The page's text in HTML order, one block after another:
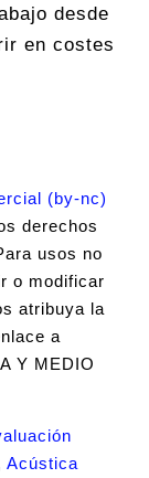
desde
en costes
(by-nc)
derechos
usos no
o modificar
atribuya la
a
Y MEDIO
Acústica